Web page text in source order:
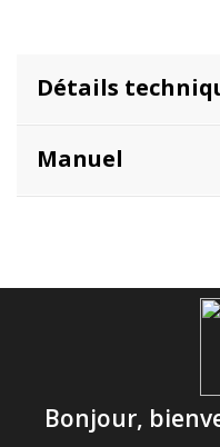
Détails
Manuel
Bonjour,